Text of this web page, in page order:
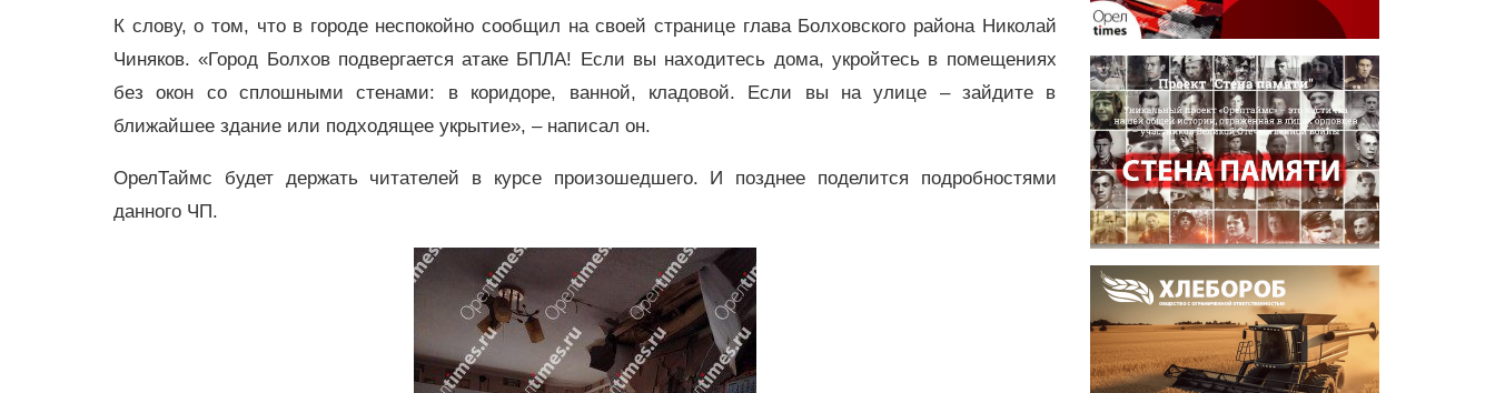
К слову, о том, что в городе неспокойно сообщил на своей странице глава Болховского района Николай
Чиняков. «Город Болхов подвергается атаке БПЛА! Если вы находитесь дома, укройтесь в помещениях
без окон со сплошными стенами: в коридоре, ванной, кладовой. Если вы на улице – зайдите в
ближайшее здание или подходящее укрытие», – написал он.
ОрелТаймс будет держать читателей в курсе произошедшего. И позднее поделится подробностями
данного ЧП.